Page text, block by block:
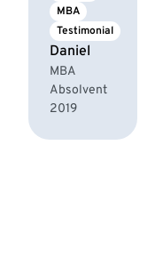
MBA
Testimonial
Daniel
MBA
Absolvent
2019